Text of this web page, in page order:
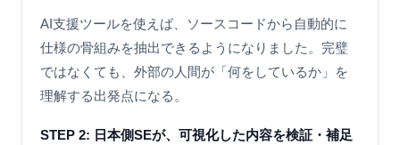
AI支援ツールを使えば、ソースコードから自動的に
仕様の骨組みを抽出できるようになりました。完璧
ではなくても、外部の人間が「何をしているか」を
理解する出発点になる。
STEP 2: 日本側SEが、可視化した内容を検証・補足